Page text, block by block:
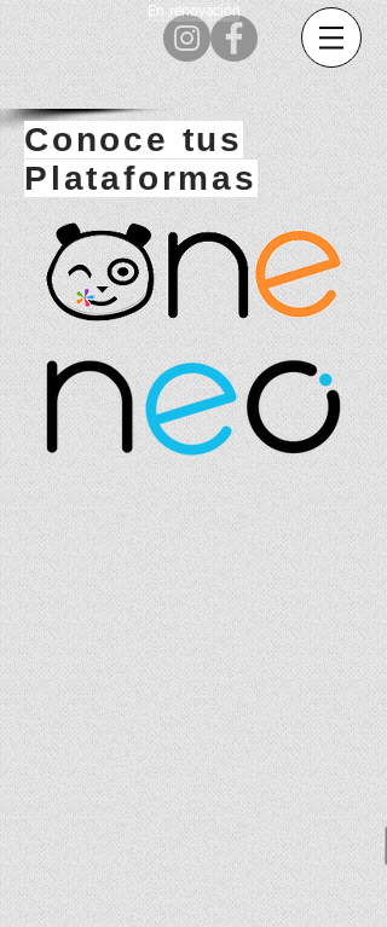
En renovación
Conoce tus
Plataformas